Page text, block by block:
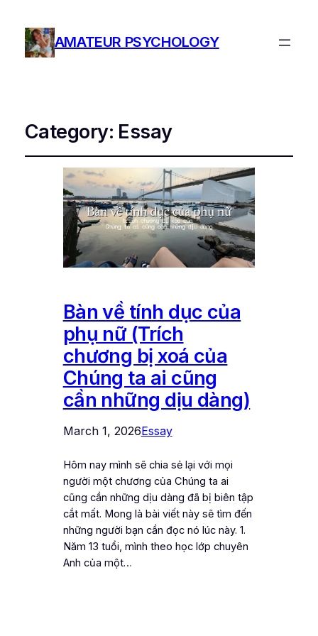
AMATEUR PSYCHOLOGY
Category: Essay
Bàn về tính dục của
phụ nữ (Trích
chương bị xoá của
Chúng ta ai cũng
cần những dịu dàng)
March 1, 2026Essay
Hôm nay mình sẽ chia sẻ lại với mọi
người một chương của Chúng ta ai
cũng cần những dịu dàng đã bị biên tập
cắt mất. Mong là bài viết này sẽ tìm đến
những người bạn cần đọc nó lúc này. 1.
Năm 13 tuổi, mình theo học lớp chuyên
Anh của một…